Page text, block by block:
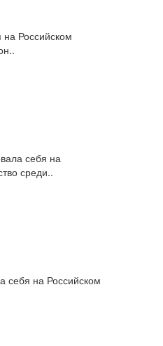
Российском
себя на
среди..
себя на Российском